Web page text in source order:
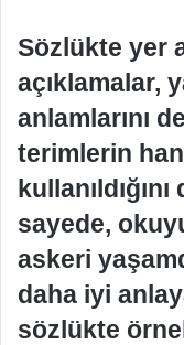
Sözlükte yer
açıklamalar,
anlamlarını
terimlerin
sayede,
askeri
daha iyi
sözlükte